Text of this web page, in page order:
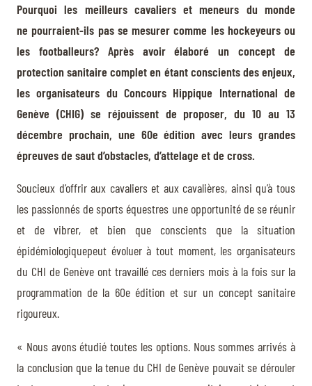
Pourquoi les meilleurs cavaliers et meneurs du monde
ne pourraient-ils pas se mesurer comme les hockeyeurs ou
les footballeurs? Après avoir élaboré un concept de
protection sanitaire complet en étant conscients des enjeux,
les organisateurs du Concours Hippique International de
Genève (CHIG) se réjouissent de proposer, du 10 au 13
décembre prochain, une 60e édition avec leurs grandes
épreuves de saut d’obstacles, d’attelage et de cross.
Soucieux d’offrir aux cavaliers et aux cavalières, ainsi qu’à tous
les passionnés de sports équestres une opportunité de se réunir
et de vibrer, et bien que conscients que la situation
épidémiologiquepeut évoluer à tout moment, les organisateurs
du CHI de Genève ont travaillé ces derniers mois à la fois sur la
programmation de la 60e édition et sur un concept sanitaire
rigoureux.
« Nous avons étudié toutes les options. Nous sommes arrivés à
la conclusion que la tenue du CHI de Genève pouvait se dérouler